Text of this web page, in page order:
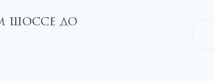
шоссе до